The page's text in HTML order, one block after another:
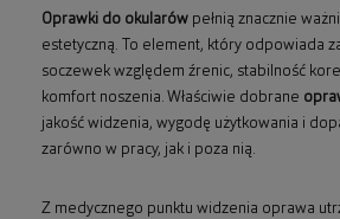
Oprawki do okularów pełnią znacznie
estetyczną. To element, który odpowiada
soczewek względem źrenic, stabilność
komfort noszenia. Właściwie dobrane
jakość widzenia, wygodę użytkowania i
zarówno w pracy, jak i poza nią.
Z medycznego punktu widzenia oprawa